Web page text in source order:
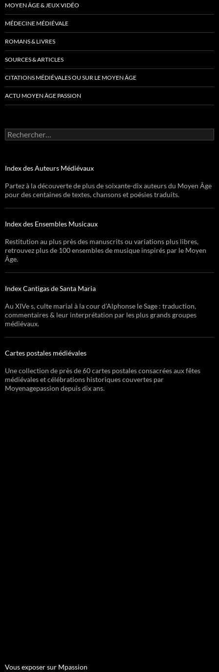
MOYEN ÂGE & JEUX VIDÉO
MÉDECINE MÉDIÉVALE
ROMANS & LIVRES
SOURCES & ARTICLES
CITATIONS MÉDIÉVALES OU SUR LE MOYEN ÂGE
ACTU MOYEN ÂGE PASSION
Rechercher :
Index des Auteurs Médiévaux
Partez à la découverte de plus de soixante-dix auteurs du Moyen Âge
pour des centaines de textes, chansons et poésies traduits.
Index des Ensembles Musicaux
Restitution au plus près des manuscrits ou variations plus libres,
retrouvez plus de 100 ensembles de musique inspirés par le Moyen
Âge.
Index Cantigas de Santa Maria
Au XIVe s, culte marial à la cour d’Alphonse le Sage : traduction,
commentaires & leur interprétation par les plus grands groupes
médiévaux.
Cartes postales médiévales
Une collection de près de 60 cartes postales consacrées aux fêtes
médiévales et célébrations historiques couvertes par
Moyenagepassion depuis dix ans.
Vous exposer sur Mpassion